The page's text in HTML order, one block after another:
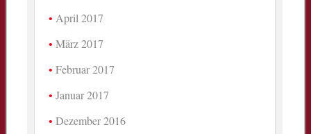
April 2017
März 2017
Februar 2017
Januar 2017
Dezember 2016